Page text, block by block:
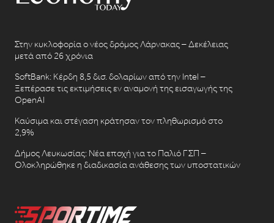
Στην κυκλοφορία ο νέος δρόμος Λάρνακας – Δεκέλειας
μετά από 26 χρόνια
SoftBank: Κέρδη 8,5 δισ. δολαρίων από την Intel –
Ξεπέρασε τις εκτιμήσεις εν αναμονή της εισαγωγής της
OpenAI
Καύσιμα και στέγαση κράτησαν τον πληθωρισμό στο
2,9%
Δήμος Λευκωσίας: Νέα εποχή για το Παλιό ΓΣΠ –
Ολοκληρώθηκε η διαδικασία ανάθεσης των υποστατικών